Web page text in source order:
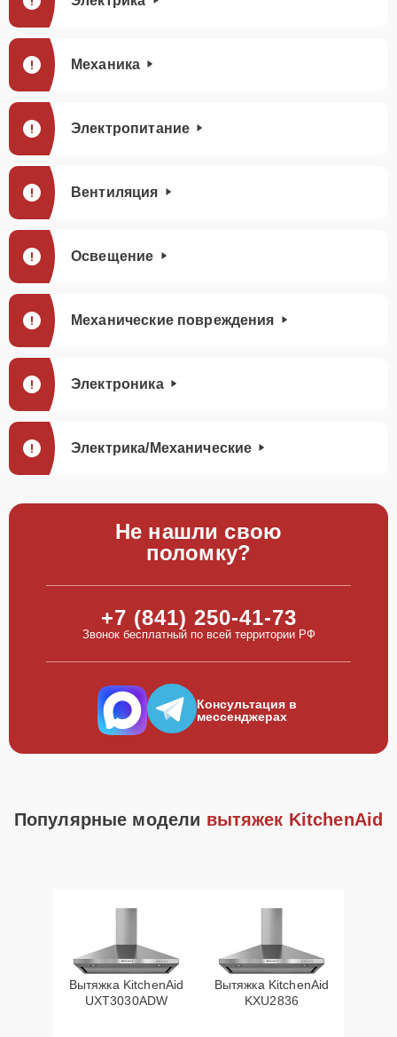
Механика
Электропитание
Вентиляция
Освещение
Механические повреждения
Электроника
Электрика/Механические
Не нашли свою
поломку?
+7 (841) 250-41-73
Звонок бесплатный по всей территории РФ
Консультация в
мессенджерах
Популярные модели вытяжек KitchenAid
Вытяжка KitchenAid
UXT3030ADW
Вытяжка KitchenAid
KXU2836